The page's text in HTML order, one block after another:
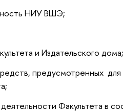
НИУ ВШЭ;
и Издательского дома;
предусмотренных для
Факультета в